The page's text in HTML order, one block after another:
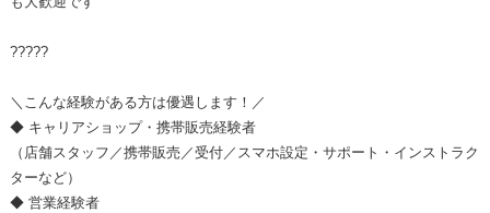
?????
＼こんな経験がある方は優遇します！／
◆ キャリアショップ・携帯販売経験者
（店舗スタッフ／携帯販売／受付／スマホ設定・サポート・インストラク
ターなど）
◆ 営業経験者